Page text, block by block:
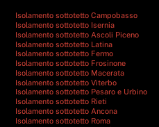
Isolamento sottotetto Campobasso
Isolamento sottotetto Isernia
Isolamento sottotetto Ascoli Piceno
Isolamento sottotetto Latina
Isolamento sottotetto Fermo
Isolamento sottotetto Frosinone
Isolamento sottotetto Macerata
Isolamento sottotetto Viterbo
Isolamento sottotetto Pesaro e Urbino
Isolamento sottotetto Rieti
Isolamento sottotetto Ancona
Isolamento sottotetto Roma